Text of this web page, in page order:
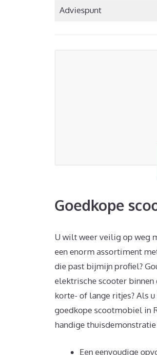
Adviespunt
Goedkope
U wilt weer veilig op weg
een enorm assortiment
die past bijmijn profiel?
elektrische scooter
korte- of lange ritjes? Als
goedkope scootmobiel in
handige
Een eenvoudige